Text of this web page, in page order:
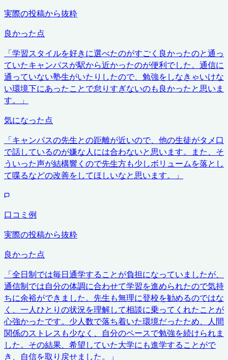
実際の投稿から抜粋
良かった点
「学習スタイルを好きに選べたのがすごく良かったのと通っ
ていたキャンパスが駅から近かったのが便利でした。通信に
通っていない塾生がいたりしたので、勉強をしなきゃいけな
い環境下にあったことで怠りすぎないのも良かったと思いま
す。
」
気になった点
「キャンパスの先生との距離が近いので、他の生徒がタメ口
で話しているのが嫌な人には合わないと思います。また、そ
ういった声が結構響くので先生方も少しボリュームを落とし
て喋るなどの改善をしてほしいなと思います。
」
口コミ例
実際の投稿から抜粋
良かった点
「全日制では毎日通学することが負担になっていましたが、
通信制では自分の体調に合わせて学習を進められたので気持
ちに余裕ができました。先生も無理に登校を勧めるのではな
く、一人ひとりの状況を理解して相談に乗ってくれたことが
心強かったです。少人数で落ち着いた環境だったため、人間
関係のストレスも少なく、自分のペースで勉強を続けられま
した。その結果、希望していた大学にも進学することがで
き、自信を取り戻せました。
」